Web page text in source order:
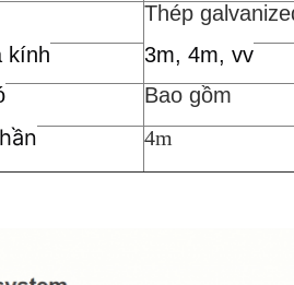
Thép
kính
3m, 4m, vv
Bao gồm
4m